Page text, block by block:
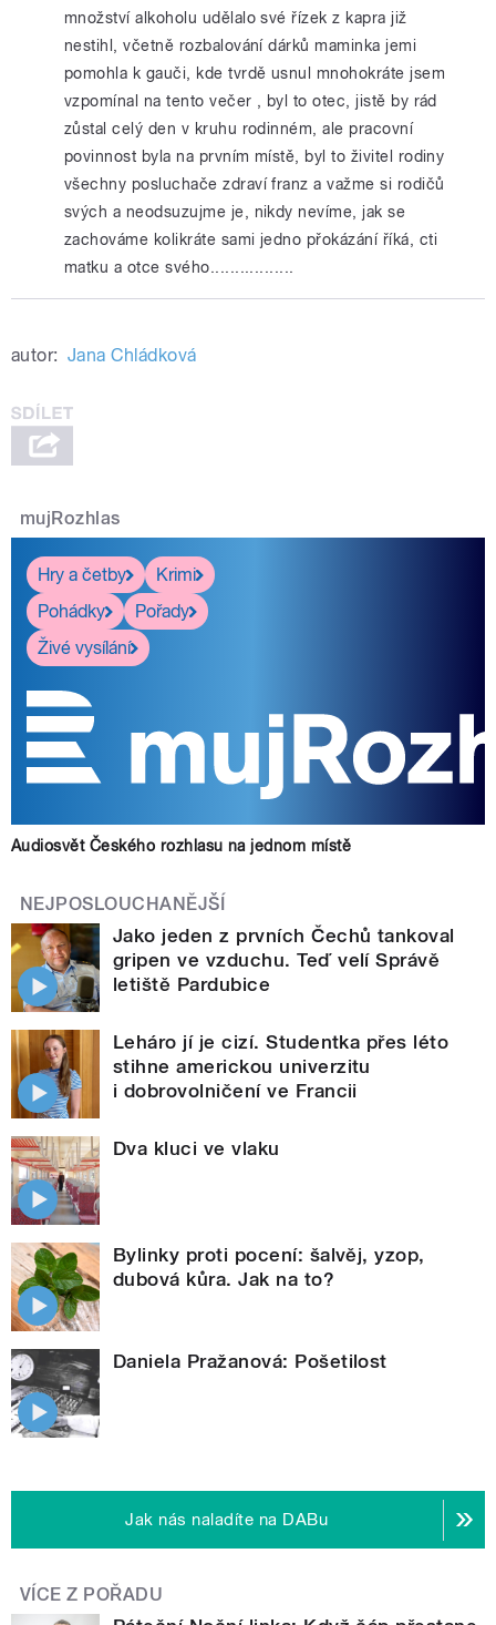
množství alkoholu udělalo své řízek z kapra již
nestihl, včetně rozbalování dárků maminka jemi
pomohla k gauči, kde tvrdě usnul mnohokráte jsem
vzpomínal na tento večer , byl to otec, jistě by rád
zůstal celý den v kruhu rodinném, ale pracovní
povinnost byla na prvním místě, byl to živitel rodiny
všechny posluchače zdraví franz a važme si rodičů
svých a neodsuzujme je, nikdy nevíme, jak se
zachováme kolikráte sami jedno přokázání říká, cti
matku a otce svého.................
autor: Jana Chládková
mujRozhlas
Hry a četby
Krimi
Pohádky
Pořady
Živé vysílání
Audiosvět Českého rozhlasu na jednom místě
NEJPOSLOUCHANĚJŠÍ
Jako jeden z prvních Čechů tankoval
gripen ve vzduchu. Teď velí Správě
letiště Pardubice
Leháro jí je cizí. Studentka přes léto
stihne americkou univerzitu
i dobrovolničení ve Francii
Dva kluci ve vlaku
Bylinky proti pocení: šalvěj, yzop,
dubová kůra. Jak na to?
Daniela Pražanová: Pošetilost
Jak nás naladíte na DABu
VÍCE Z POŘADU